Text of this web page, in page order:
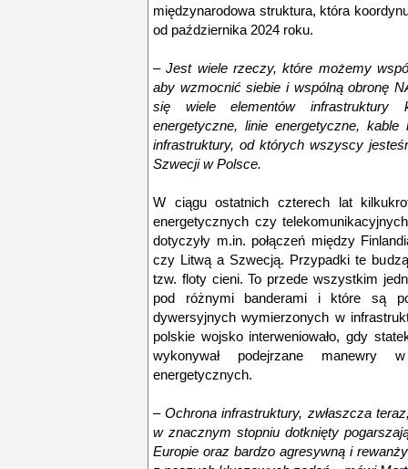
międzynarodowa struktura, która
od października 2024 roku.
– Jest wiele rzeczy, które możemy
aby wzmocnić siebie i wspólną obronę
się wiele elementów infrastruktury
energetyczne, linie energetyczne,
infrastruktury, od których wszyscy
Szwecji w Polsce.
W ciągu ostatnich czterech lat
energetycznych czy
dotyczyły m.in. połączeń między
czy Litwą a Szwecją. Przypadki te
tzw. floty cieni. To przede wszystkim
pod różnymi banderami i które są
dywersyjnych wymierzonych w
polskie wojsko interweniowało, gdy
wykonywał podejrzane manewry
energetycznych.
– Ochrona infrastruktury, zwłaszcza
w znacznym stopniu dotknięty
Europie oraz bardzo agresywną i